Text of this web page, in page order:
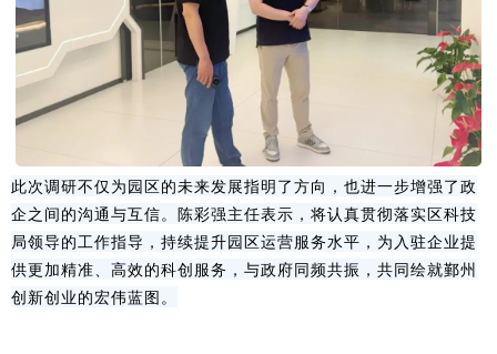
此次调研不仅为园区的未来发展指明了方向，也进一步增强了政
企之间的沟通与互信。陈彩强主任表示，将认真贯彻落实区科技
局领导的工作指导，持续提升园区运营服务水平，为入驻企业提
供更加精准、高效的科创服务，与政府同频共振，共同绘就鄞州
创新创业的宏伟蓝图。